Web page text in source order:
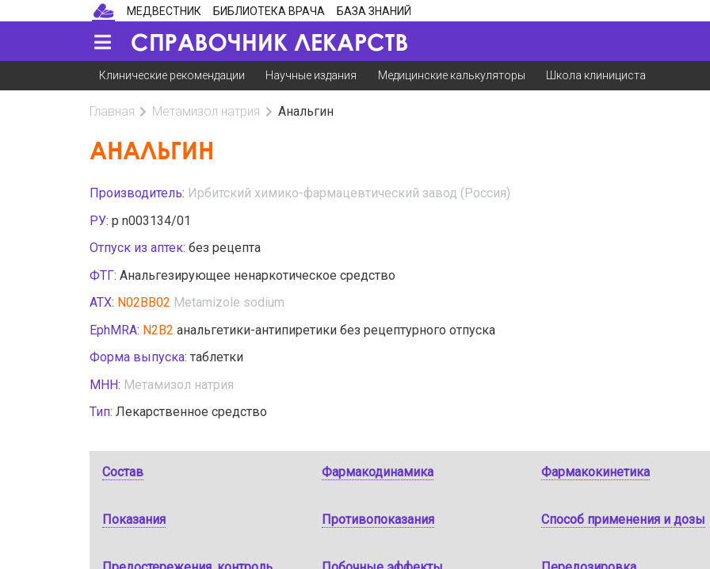
МЕДВЕСТНИК БИБЛИОТЕКА ВРАЧА БАЗА ЗНАНИЙ
Клинические рекомендации Научные издания Медицинские калькуляторы Школа клинициста
Главная Метамизол натрия Анальгин
АНАЛЬГИН
Производитель: Ирбитский химико-фармацевтический завод (Россия)
РУ: р n003134/01
Отпуск из аптек: без рецепта
ФТГ: Анальгезирующее ненаркотическое средство
АТХ: N02BB02 Metamizole sodium
EphMRA: N2B2 анальгетики-антипиретики без рецептурного отпуска
Форма выпуска: таблетки
МНН: Метамизол натрия
Тип: Лекарственное средство
Состав Фармакодинамика Фармакокинетика
Показания Противопоказания Способ применения и дозы